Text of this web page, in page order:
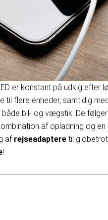
er konstant på udkig efter
til flere enheder, samtidig
bil- og vægstik. De
af opladning og en
af rejseadaptere til
!